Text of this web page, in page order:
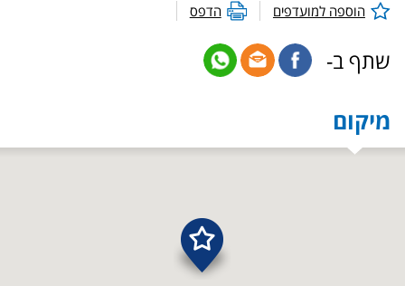
הוספה למועדפים הדפס
שתף ב-
מיקום